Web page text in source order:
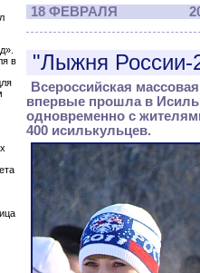
в
18 ФЕВРАЛЯ
"Лыжня России-
Всероссийская
впервые прошла в
одновременно с
400 исилькульцев.